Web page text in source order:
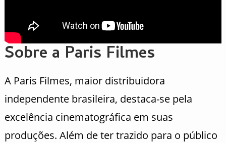
Sobre a Paris Filmes
A Paris Filmes, maior distribuidora
independente brasileira, destaca-se pela
excelência cinematográfica em suas
produções. Além de ter trazido para o público